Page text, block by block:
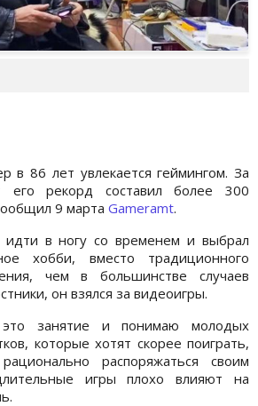
в 86 лет увлекается геймингом. За
его рекорд составил более 300
9 марта Gameramt.
в ногу со временем и выбрал
хобби, вместо традиционного
чем в большинстве случаев
он взялся за видеоигры.
занятие и понимаю молодых
которые хотят скорее поиграть,
распоряжаться своим
игры плохо влияют на